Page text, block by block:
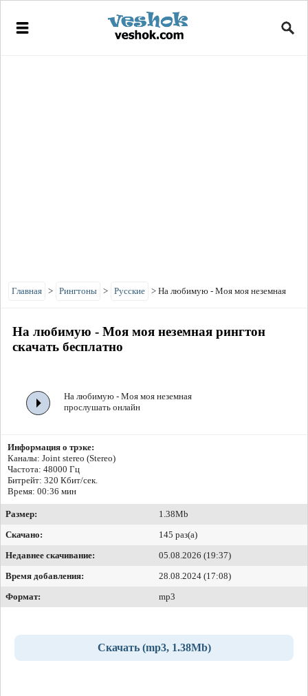
Главная > Рингтоны > Русские > На любимую - Моя моя неземная
На любимую - Моя моя неземная рингтон
скачать бесплатно
На любимую - Моя моя неземная
прослушать онлайн
Информация о трэке:
Каналы: Joint stereo (Stereo)
Частота: 48000 Гц
Битрейт: 320 Кбит/сек.
Время: 00:36 мин
Размер:
1.38Mb
Скачано:
145 раз(а)
Недавнее скачивание:
05.08.2026 (19:37)
Время добавления:
28.08.2024 (17:08)
Формат:
mp3
Скачать (mp3, 1.38Mb)